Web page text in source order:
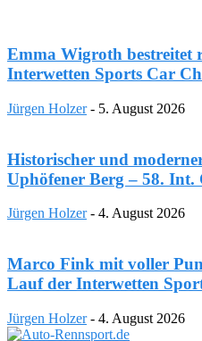
Emma Wigroth bestreitet
Interwetten Sports Car
Jürgen Holzer - 5. August 2026
Historischer und
Uphöfener Berg – 58. Int.
Jürgen Holzer - 4. August 2026
Marco Fink mit voller
Lauf der Interwetten
Jürgen Holzer - 4. August 2026